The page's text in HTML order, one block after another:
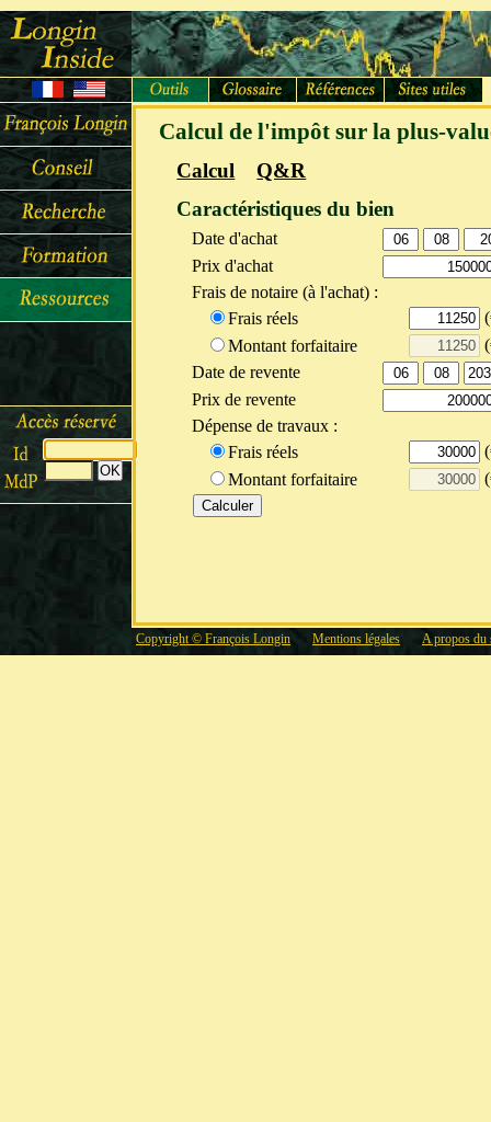
Calcul de l'impôt sur la plus-
Calcul Q&R
Caractéristiques du bien
Date d'achat
Prix d'achat
Frais de notaire (à l'achat) :
Frais réels
Montant forfaitaire
Date de revente
Prix de revente
Dépense de travaux :
Frais réels
Montant forfaitaire
Copyright © François Longin Mentions légales A propos du